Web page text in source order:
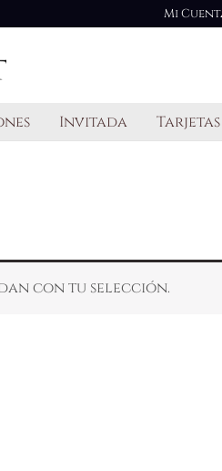
Mi
Invitada
con tu selección.